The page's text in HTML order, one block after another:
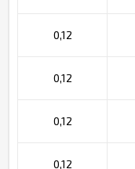
0,12
0,12
0,12
0,12